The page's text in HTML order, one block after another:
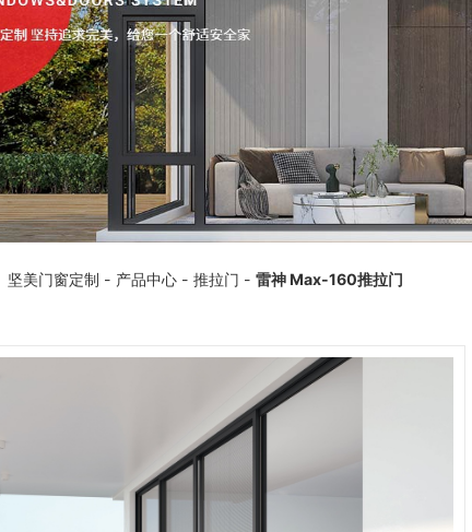
坚美门窗定制 - 产品中心- 推拉门 - 雷神 Max-160推拉门